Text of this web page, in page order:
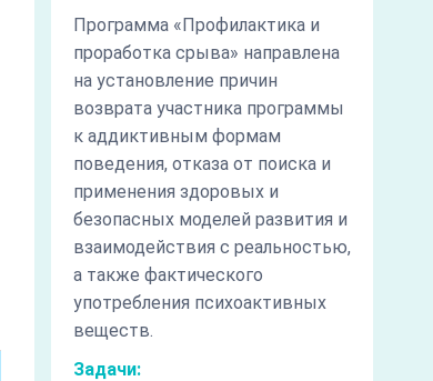
Программа «Профилактика и
проработка срыва» направлена
на установление причин
возврата участника программы
к аддиктивным формам
поведения, отказа от поиска и
применения здоровых и
безопасных моделей развития и
взаимодействия с реальностью,
а также фактического
употребления психоактивных
веществ.
Задачи: